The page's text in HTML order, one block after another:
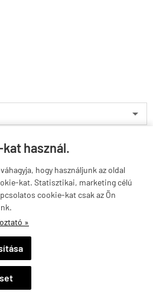
használ.
hogy használjunk az oldal
kat. Statisztikai, marketing célú
cookie-kat csak az Ön
»
Vitaminstore
- MATCHA TEA 300 MG - 90 KAPSZULA